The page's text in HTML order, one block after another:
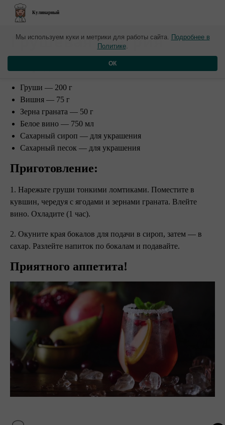
Кулинарный
​Грушевая сангрия
Груши — 200 г
Вишня — 75 г
Зерна граната — 50 г
Белое вино — 750 мл
Сахарный сироп — для украшения
Сахарный песок — для украшения
Приготовление:
1. Нарежьте груши тонкими ломтиками. Поместите в
кувшин, чередуя с ягодами и зернами граната. Влейте
вино. Охладите (1 час).
2. Окуните края бокалов для подачи в сироп, затем — в
сахар. Разлейте напиток по бокалам и подавайте.
Приятного аппетита!
Мы используем куки и метрики для работы сайта. Подробнее в
Политике.
ОК